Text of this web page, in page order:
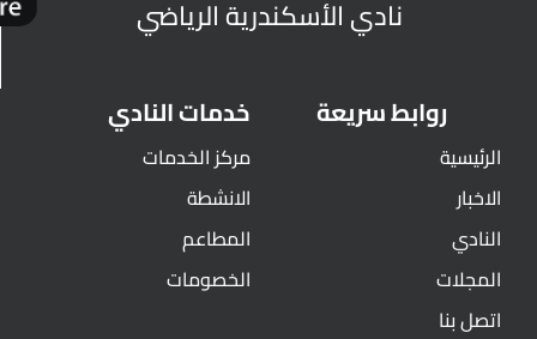
نادي الأسكندرية الرياضي
روابط سريعة
الرئيسية
الاخبار
النادي
المجلات
اتصل بنا
خدمات النادي
مركز الخدمات
الانشطة
المطاعم
الخصومات